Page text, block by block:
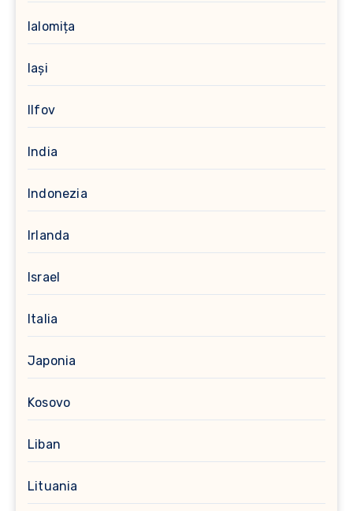
Ialomița
Iași
Ilfov
India
Indonezia
Irlanda
Israel
Italia
Japonia
Kosovo
Liban
Lituania